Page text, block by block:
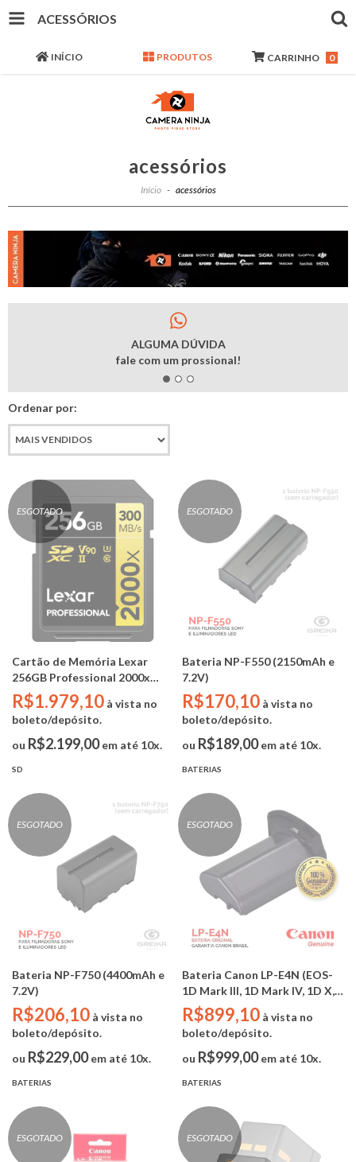
ACESSÓRIOS
INÍCIO PRODUTOS CARRINHO 0
acessórios
Início - acessórios
ALGUMA DÚVIDA
fale com um prossional!
Ordenar por:
ESGOTADO
Cartão de Memória Lexar
256GB Professional 2000x
UHS-II V90 SDXC (SERIE
GOLD)
R$1.979,10 à vista no
boleto/depósito.
ou R$2.199,00em até 10x.
SD
ESGOTADO
Bateria NP-F550 (2150mAh e
7.2V)
R$170,10 à vista no
boleto/depósito.
ou R$189,00em até 10x.
BATERIAS
ESGOTADO
Bateria NP-F750 (4400mAh e
7.2V)
R$206,10 à vista no
boleto/depósito.
ou R$229,00em até 10x.
BATERIAS
ESGOTADO
Bateria Canon LP-E4N (EOS-
1D Mark III, 1D Mark IV, 1D X,
1Ds Mark III, 1D C)
R$899,10 à vista no
boleto/depósito.
ou R$999,00em até 10x.
BATERIAS
ESGOTADO ESGOTADO